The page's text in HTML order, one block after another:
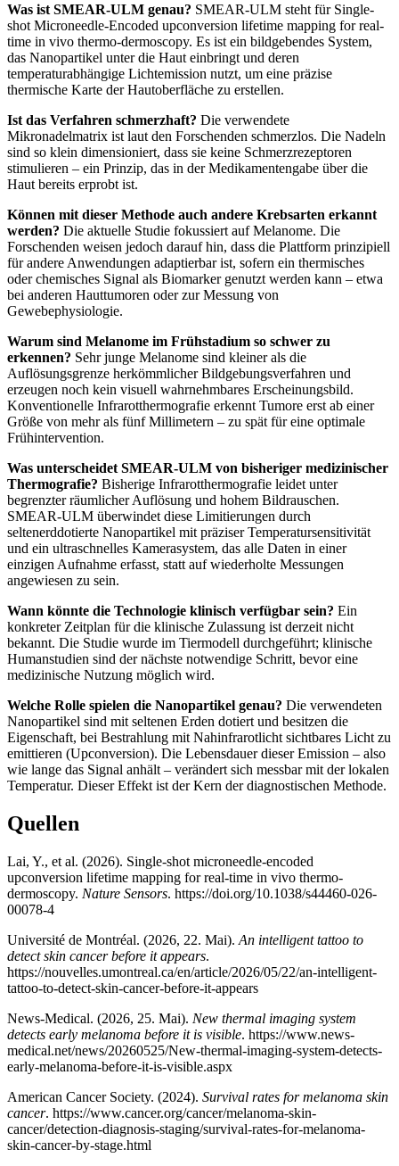
Was ist SMEAR-ULM genau? SMEAR-ULM steht für Single-
shot Microneedle-Encoded upconversion lifetime mapping for real-
time in vivo thermo-dermoscopy. Es ist ein bildgebendes System,
das Nanopartikel unter die Haut einbringt und deren
temperaturabhängige Lichtemission nutzt, um eine präzise
thermische Karte der Hautoberfläche zu erstellen.
Ist das Verfahren schmerzhaft? Die verwendete
Mikronadelmatrix ist laut den Forschenden schmerzlos. Die Nadeln
sind so klein dimensioniert, dass sie keine Schmerzrezeptoren
stimulieren – ein Prinzip, das in der Medikamentengabe über die
Haut bereits erprobt ist.
Können mit dieser Methode auch andere Krebsarten erkannt
werden? Die aktuelle Studie fokussiert auf Melanome. Die
Forschenden weisen jedoch darauf hin, dass die Plattform prinzipiell
für andere Anwendungen adaptierbar ist, sofern ein thermisches
oder chemisches Signal als Biomarker genutzt werden kann – etwa
bei anderen Hauttumoren oder zur Messung von
Gewebephysiologie.
Warum sind Melanome im Frühstadium so schwer zu
erkennen? Sehr junge Melanome sind kleiner als die
Auflösungsgrenze herkömmlicher Bildgebungsverfahren und
erzeugen noch kein visuell wahrnehmbares Erscheinungsbild.
Konventionelle Infrarotthermografie erkennt Tumore erst ab einer
Größe von mehr als fünf Millimetern – zu spät für eine optimale
Frühintervention.
Was unterscheidet SMEAR-ULM von bisheriger medizinischer
Thermografie? Bisherige Infrarotthermografie leidet unter
begrenzter räumlicher Auflösung und hohem Bildrauschen.
SMEAR-ULM überwindet diese Limitierungen durch
seltenerddotierte Nanopartikel mit präziser Temperatursensitivität
und ein ultraschnelles Kamerasystem, das alle Daten in einer
einzigen Aufnahme erfasst, statt auf wiederholte Messungen
angewiesen zu sein.
Wann könnte die Technologie klinisch verfügbar sein? Ein
konkreter Zeitplan für die klinische Zulassung ist derzeit nicht
bekannt. Die Studie wurde im Tiermodell durchgeführt; klinische
Humanstudien sind der nächste notwendige Schritt, bevor eine
medizinische Nutzung möglich wird.
Welche Rolle spielen die Nanopartikel genau? Die verwendeten
Nanopartikel sind mit seltenen Erden dotiert und besitzen die
Eigenschaft, bei Bestrahlung mit Nahinfrarotlicht sichtbares Licht zu
emittieren (Upconversion). Die Lebensdauer dieser Emission – also
wie lange das Signal anhält – verändert sich messbar mit der lokalen
Temperatur. Dieser Effekt ist der Kern der diagnostischen Methode.
Quellen
Lai, Y., et al. (2026). Single-shot microneedle-encoded
upconversion lifetime mapping for real-time in vivo thermo-
dermoscopy. Nature Sensors. https://doi.org/10.1038/s44460-026-
00078-4
Université de Montréal. (2026, 22. Mai). An intelligent tattoo to
detect skin cancer before it appears.
https://nouvelles.umontreal.ca/en/article/2026/05/22/an-intelligent-
tattoo-to-detect-skin-cancer-before-it-appears
News-Medical. (2026, 25. Mai). New thermal imaging system
detects early melanoma before it is visible. https://www.news-
medical.net/news/20260525/New-thermal-imaging-system-detects-
early-melanoma-before-it-is-visible.aspx
American Cancer Society. (2024). Survival rates for melanoma skin
cancer. https://www.cancer.org/cancer/melanoma-skin-
cancer/detection-diagnosis-staging/survival-rates-for-melanoma-
skin-cancer-by-stage.html